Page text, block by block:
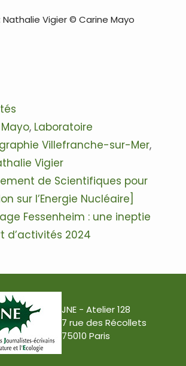
Nathalie Vigier © Carine Mayo
, Laboratoire
Villefranche-sur-Mer,
Vigier
de Scientifiques pour
sur l’Energie Nucléaire]
Fessenheim : une ineptie
d’activités 2024
JNE - Atelier 128
7 rue des Récollets
75010 Paris